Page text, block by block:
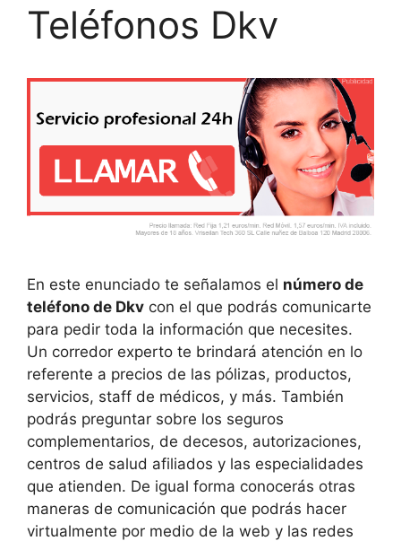
Teléfonos Dkv
En este enunciado te señalamos el número de
teléfono de Dkv con el que podrás comunicarte
para pedir toda la información que necesites.
Un corredor experto te brindará atención en lo
referente a precios de las pólizas, productos,
servicios, staff de médicos, y más. También
podrás preguntar sobre los seguros
complementarios, de decesos, autorizaciones,
centros de salud afiliados y las especialidades
que atienden. De igual forma conocerás otras
maneras de comunicación que podrás hacer
virtualmente por medio de la web y las redes